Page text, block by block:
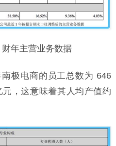
年主营业务数据
极电商的员工总数为 646
，这意味着其人均产值约